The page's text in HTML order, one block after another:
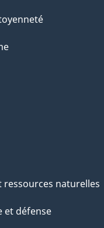
ressources naturelles
et défense